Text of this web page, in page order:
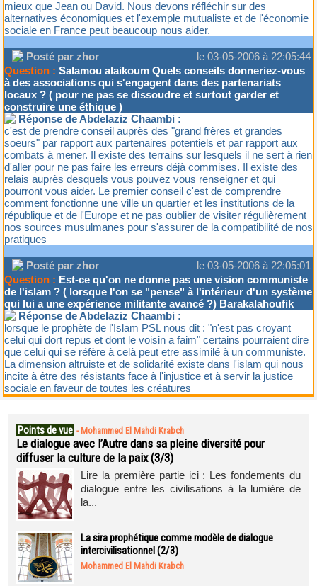
mieux que Jean ou David. Nous devons réfléchir sur des
alternatives économiques et l'exemple mutualiste et de l'économie
sociale en France peut beaucoup nous aider.
Posté par zhor
le 03-05-2006 à 22:05:44
Question : Salamou alaikoum Quels conseils donneriez-vous
à des associations qui s'engagent dans des partenariats
locaux ? ( pour ne pas se dissoudre et surtout garder et
construire une éthique )
Réponse de Abdelaziz Chaambi :
c'est de prendre conseil auprès des "grand frères et grandes
soeurs" par rapport aux partenaires potentiels et par rapport aux
combats à mener. Il existe des terrains sur lesquels il ne sert à rien
d'aller pour ne pas faire les erreurs déjà commises. Il existe des
relais auprès desquels vous pouvez vous renseigner et qui
pourront vous aider. Le premier conseil c'est de comprendre
comment fonctionne une ville un quartier et les institutions de la
république et de l'Europe et ne pas oublier de visiter régulièrement
nos sources musulmanes pour s'assurer de la compatibilité de nos
pratiques
Posté par zhor
le 03-05-2006 à 22:05:01
Question : Est-ce qu'on ne donne pas une vision communiste
de l'islam ? ( lorsque l'on se "pense" à l'intérieur d'un système
qui lui a une expérience militante avancé ?) Barakalahoufik
Réponse de Abdelaziz Chaambi :
lorsque le prophète de l'Islam PSL nous dit : "n'est pas croyant
celui qui dort repus et dont le voisin a faim" certains pourraient dire
que celui qui se réfère à celà peut etre assimilé à un communiste.
La dimension altruiste et de solidarité existe dans l'islam qui nous
incite à être des résistants face à l'injustice et à servir la justice
sociale en faveur de toutes les créatures
Points de vue - Mohammed El Mahdi Krabch
Le dialogue avec l’Autre dans sa pleine diversité pour
diffuser la culture de la paix (3/3)
Lire la première partie ici : Les fondements du
dialogue entre les civilisations à la lumière de
la...
La sira prophétique comme modèle de dialogue
intercivilisationnel (2/3)
Mohammed El Mahdi Krabch